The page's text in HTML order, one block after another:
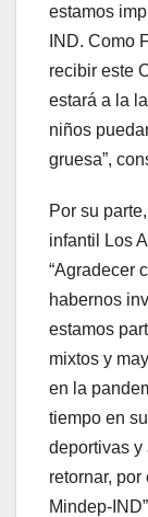
estamos
IND. Como
recibir este
estará a la
niños
gruesa”,
Por su
infantil Los
“Agradecer
habernos
estamos
mixtos y
en la
tiempo en
deportivas y
retornar, por
Mindep-